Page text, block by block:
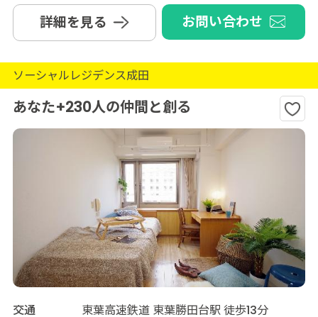
詳細を見る お問い合わせ
ソーシャルレジデンス成田
あなた+230人の仲間と創る
交通 東葉高速鉄道 東葉勝田台駅 徒歩13分